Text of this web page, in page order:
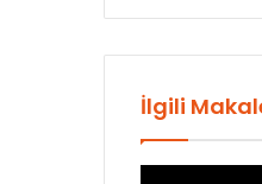
İlgili